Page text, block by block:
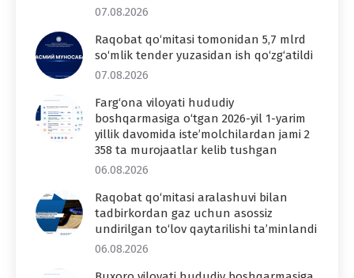
07.08.2026
Raqobat qo‘mitasi tomonidan 5,7 mlrd
so‘mlik tender yuzasidan ish qo‘zg‘atildi
07.08.2026
Farg‘ona viloyati hududiy
boshqarmasiga o‘tgan 2026-yil 1-yarim
yillik davomida iste’molchilardan jami 2
358 ta murojaatlar kelib tushgan
06.08.2026
Raqobat qo‘mitasi aralashuvi bilan
tadbirkordan gaz uchun asossiz
undirilgan to‘lov qaytarilishi ta’minlandi
06.08.2026